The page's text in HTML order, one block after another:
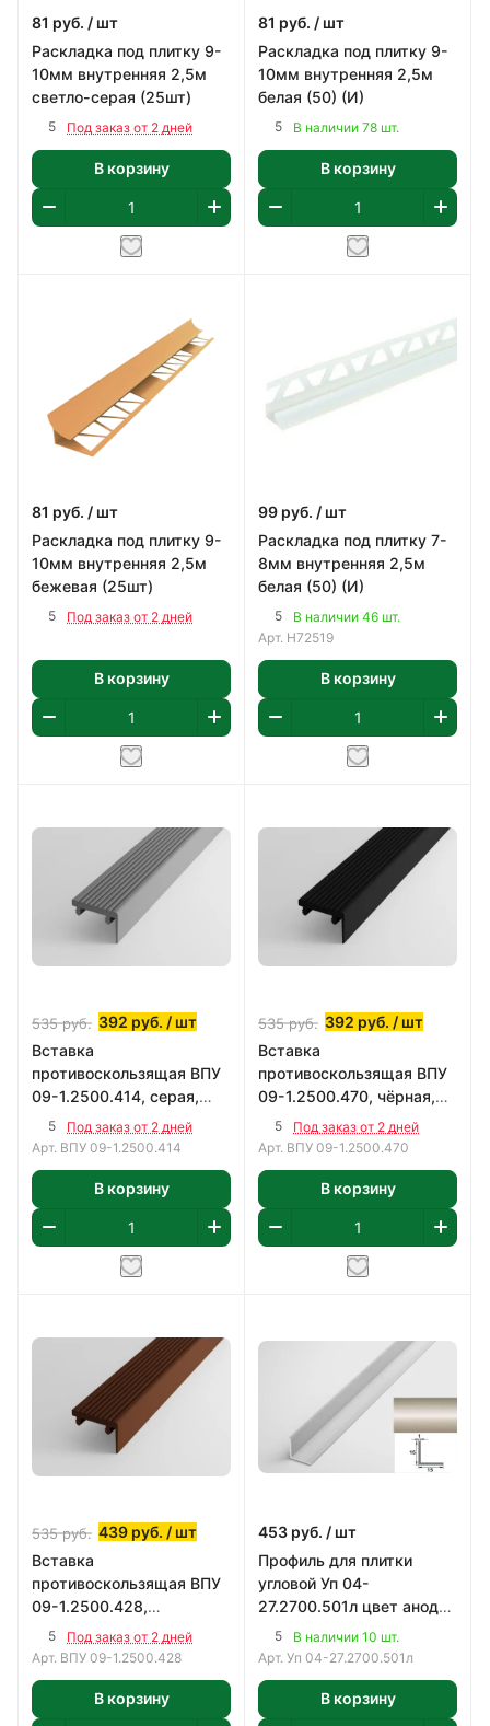
81 руб. / шт
Раскладка под плитку 9-
10мм внутренняя 2,5м
светло-серая (25шт)
5 Под заказ от 2 дней
В корзину
81 руб. / шт
Раскладка под плитку 9-
10мм внутренняя 2,5м
белая (50) (И)
5 В наличии 78 шт.
В корзину
81 руб. / шт
Раскладка под плитку 9-
10мм внутренняя 2,5м
бежевая (25шт)
5 Под заказ от 2 дней
В корзину
99 руб. / шт
Раскладка под плитку 7-
8мм внутренняя 2,5м
белая (50) (И)
5
В наличии 46 шт.
Арт. Н72519
В корзину
535руб. 392 руб. / шт
Вставка
противоскользящая ВПУ
09-1.2500.414, серая,
2500мм
5
Под заказ от 2 дней
Арт. ВПУ 09-1.2500.414
В корзину
535руб. 392 руб. / шт
Вставка
противоскользящая ВПУ
09-1.2500.470, чёрная,
2500мм
5
Под заказ от 2 дней
Арт. ВПУ 09-1.2500.470
В корзину
535руб. 439 руб. / шт
Вставка
противоскользящая ВПУ
09-1.2500.428,
коричневая, 2500мм
5
Под заказ от 2 дней
Арт. ВПУ 09-1.2500.428
В корзину
453 руб. / шт
Профиль для плитки
угловой Уп 04-
27.2700.501л цвет анод
серебро
5
В наличии 10 шт.
Арт. Уп 04-27.2700.501л
В корзину